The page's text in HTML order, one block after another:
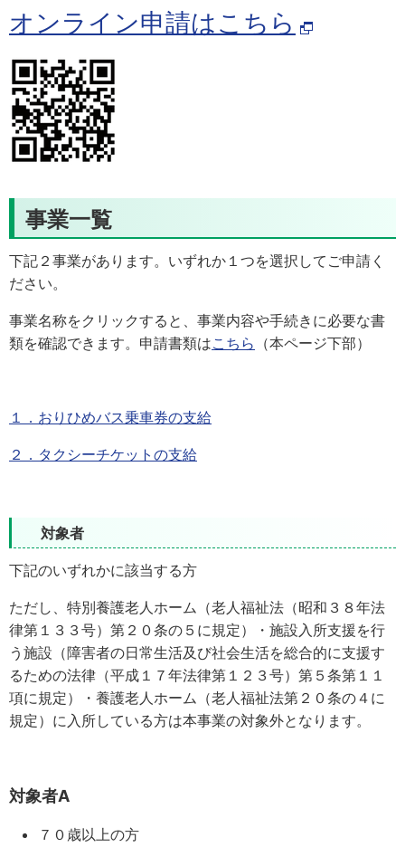
オンライン申請はこちら
事業一覧
下記２事業があります。いずれか１つを選択してご申請く
ださい。
事業名称をクリックすると、事業内容や手続きに必要な書
類を確認できます。申請書類はこちら （本ページ下部）
１．おりひめバス乗車券の支給
２．タクシーチケットの支給
対象者
下記のいずれかに該当する方
ただし、特別養護老人ホーム（老人福祉法（昭和３８年法
律第１３３号）第２０条の５に規定）・施設入所支援を行
う施設（障害者の日常生活及び社会生活を総合的に支援す
るための法律（平成１７年法律第１２３号）第５条第１１
項に規定）・養護老人ホーム（老人福祉法第２０条の４に
規定）に入所している方は本事業の対象外となります。
対象者A
７０歳以上の方